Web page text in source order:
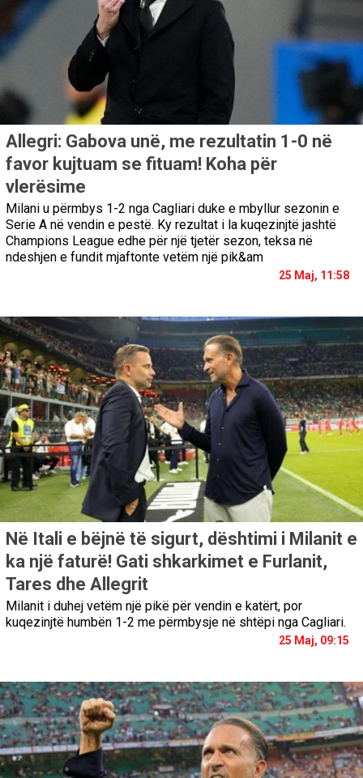
Allegri: Gabova unë, me rezultatin 1-0 në
favor kujtuam se fituam! Koha për
vlerësime
Milani u përmbys 1-2 nga Cagliari duke e mbyllur sezonin e
Serie A në vendin e pestë. Ky rezultat i la kuqezinjtë jashtë
Champions League edhe për një tjetër sezon, teksa në
ndeshjen e fundit mjaftonte vetëm një pik&am
25 Maj, 11:58
Në Itali e bëjnë të sigurt, dështimi i Milanit e
ka një faturë! Gati shkarkimet e Furlanit,
Tares dhe Allegrit
Milanit i duhej vetëm një pikë për vendin e katërt, por
kuqezinjtë humbën 1-2 me përmbysje në shtëpi nga Cagliari.
25 Maj, 09:15